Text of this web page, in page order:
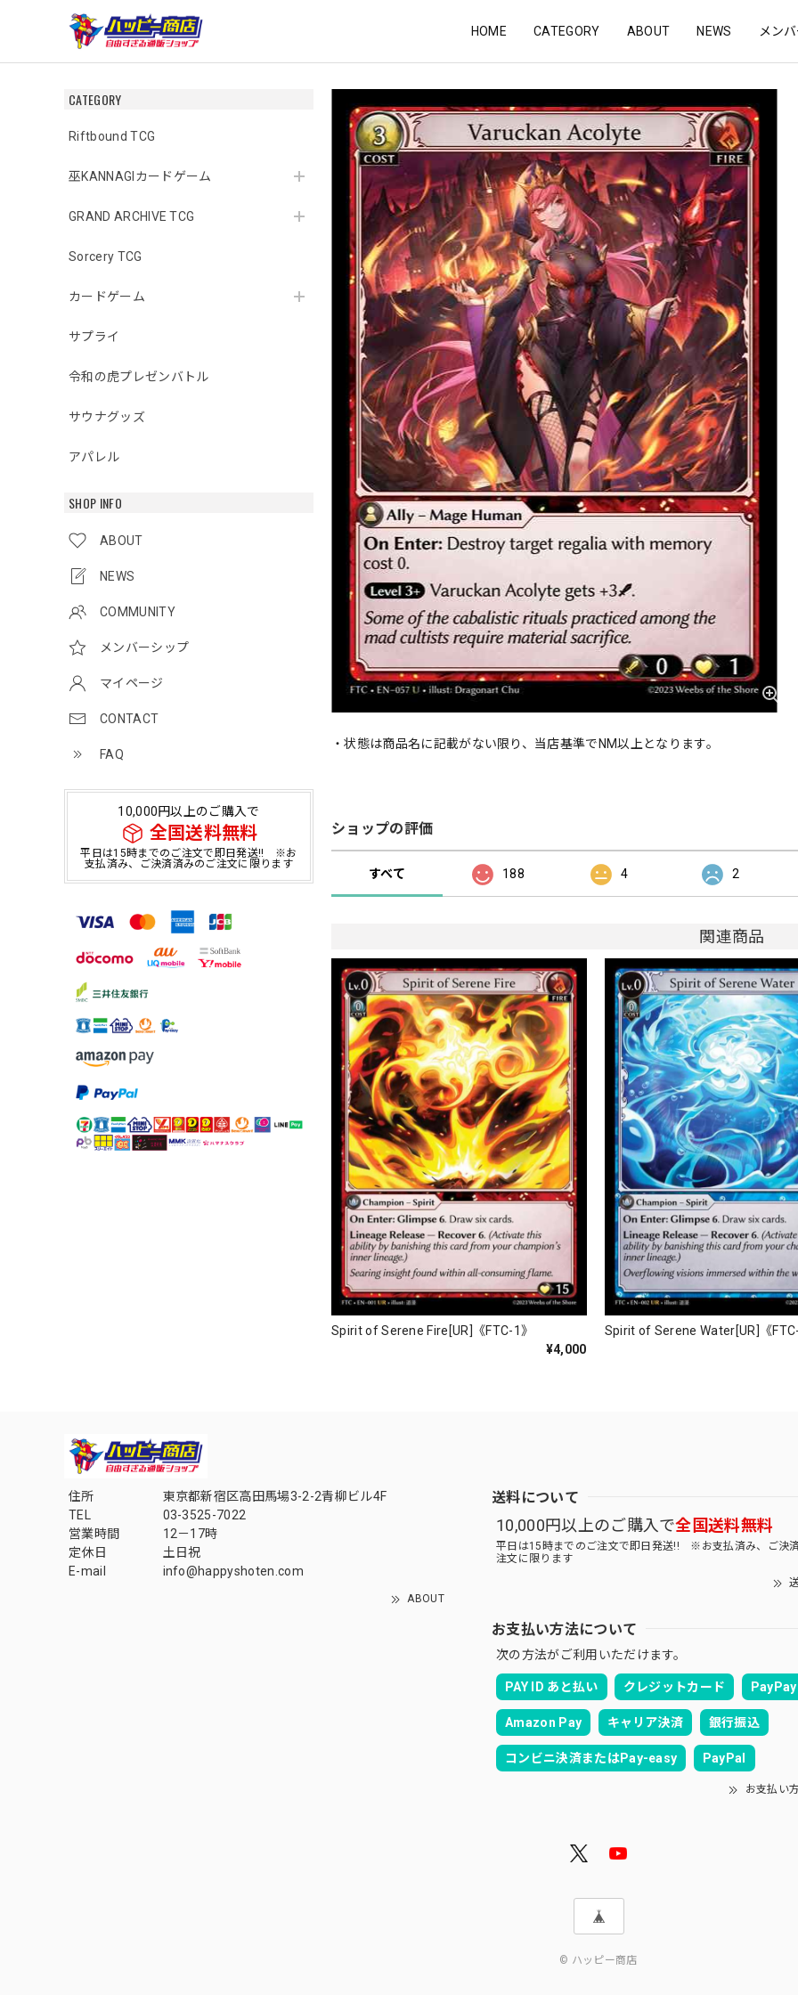
HOME CATEGORY ABOUT NEWS メン
CATEGORY
Riftbound TCG
巫KANNAGIカードゲーム
GRAND ARCHIVE TCG
Sorcery TCG
カードゲーム
サプライ
令和の虎プレゼンバトル
サウナグッズ
アパレル
SHOP INFO
ABOUT
NEWS
COMMUNITY
メンバーシップ
マイページ
CONTACT
FAQ
10,000円以上のご購入で
全国送料無料
平日は15時までのご注文で即日発送!! ※お
支払済み、ご決済済みのご注文に限ります
・状態は商品名に記載がない限り、当店基準でNM以上となります。
ショップの評価
すべて 188 4 2
関連商品
Spirit of Serene Fire[UR]《FTC-1》
¥4,000
Spirit of Serene Water[UR]《
住所
東京都新宿区高田馬場3-2-2青柳ビル4F
TEL
03-3525-7022
営業時間
12－17時
定休日
土日祝
E-mail
info@happyshoten.com
ABOUT
送料について
10,000円以上のご購入で全国送料無料
平日は15時までのご注文で即日発送!! ※お支払済み、ご決
注文に限ります
お支払い方法について
次の方法がご利用いただけます。
PAY ID あと払い クレジットカード PayPay
Amazon Pay キャリア決済 銀行振込
コンビニ決済またはPay-easy PayPal
お支払い
© ハッピー商店